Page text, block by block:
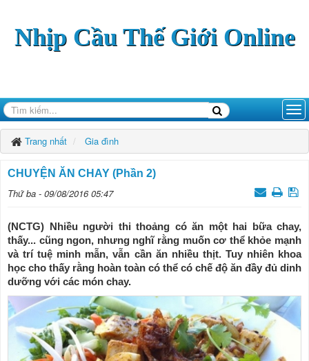
Nhịp Cầu Thế Giới Online
Trang nhất Gia đình
CHUYỆN ĂN CHAY (Phần 2)
Thứ ba - 09/08/2016 05:47
(NCTG) Nhiều người thi thoảng có ăn một hai bữa chay,
thấy... cũng ngon, nhưng nghĩ rằng muốn cơ thể khỏe mạnh
và trí tuệ minh mẫn, vẫn cần ăn nhiều thịt. Tuy nhiên khoa
học cho thấy rằng hoàn toàn có thể có chế độ ăn đầy đủ dinh
dưỡng với các món chay.